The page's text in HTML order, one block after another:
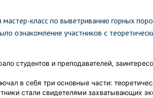
мастер-класс по выветриванию горных
ознакомление участников с
студентов и преподавателей,
в себя три основные части:
стали свидетелями захватывающих